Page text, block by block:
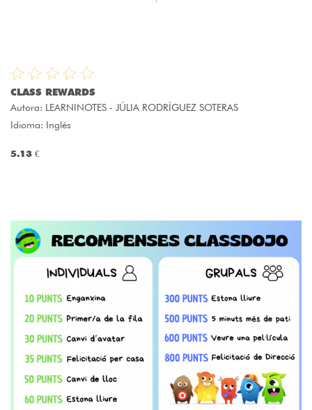
CLASS REWARDS
Autora: LEARNINOTES - JÚLIA RODRÍGUEZ SOTERAS
Idioma: Inglés
5.13 €